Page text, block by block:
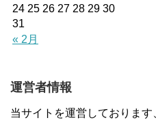
« 2月
24 25 26 27 28 29 30
31
運営者情報
当サイトを運営しております